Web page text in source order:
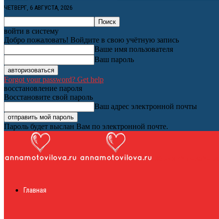
ЧЕТВЕРГ, 6 АВГУСТА, 2026
войти в систему
Добро пожаловать! Войдите в свою учётную запись
Ваше имя пользователя
Ваш пароль
Forgot your password? Get help
восстановление пароля
Восстановите свой пароль
Ваш адрес электронной почты
Пароль будет выслан Вам по электронной почте.
Главная